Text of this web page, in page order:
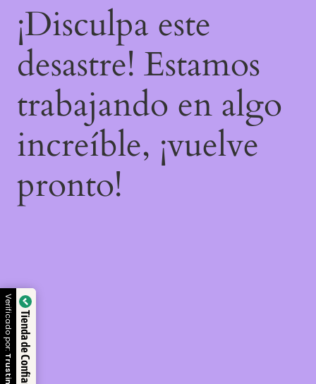
¡Disculpa este
desastre! Estamos
trabajando en algo
increíble, ¡vuelve
pronto!
Tienda de Confianza
Verificado por: